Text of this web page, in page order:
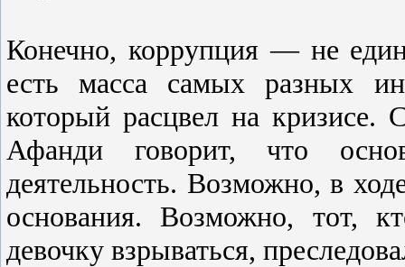
Конечно, коррупция — не
есть масса самых разных
который расцвел на кризисе.
Афанди говорит, что
деятельность. Возможно, в
основания. Возможно, тот,
девочку взрываться,